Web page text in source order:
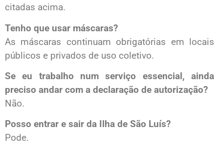
citadas acima.
Tenho que usar máscaras?
As máscaras continuam obrigatórias em locais
públicos e privados de uso coletivo.
Se eu trabalho num serviço essencial, ainda
preciso andar com a declaração de autorização?
Não.
Posso entrar e sair da Ilha de São Luís?
Pode.